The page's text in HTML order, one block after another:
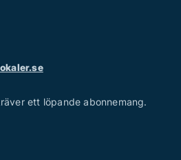
ett löpande abonnemang.